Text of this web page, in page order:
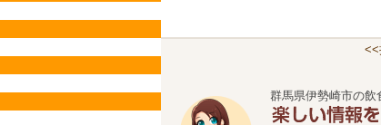
<<
群馬県伊勢崎市の飲